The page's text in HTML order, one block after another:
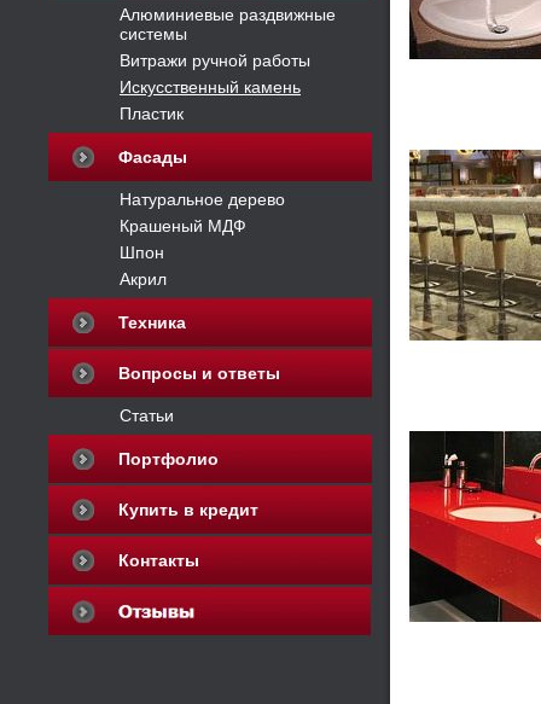
Алюминиевые раздвижные
системы
Витражи ручной работы
Искусственный камень
Пластик
Фасады
Натуральное дерево
Крашеный МДФ
Шпон
Акрил
Техника
Вопросы и ответы
Статьи
Портфолио
Купить в кредит
Контакты